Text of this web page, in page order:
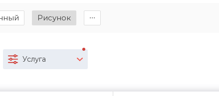
Рисунок ∙∙∙
Услуга